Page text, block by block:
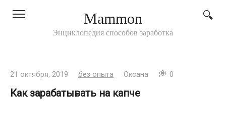
Mammon
Энциклопедия способов заработка
21 октября, 2019 без опыта Оксана 0
Как зарабатывать на капче